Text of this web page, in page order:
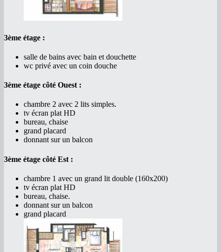
3ème étage :
salle de bains avec bain et douchette
wc privé avec un coin douche
3ème étage côté Ouest :
chambre 2 avec 2 lits simples.
tv écran plat HD
bureau, chaise
grand placard
donnant sur un balcon
3ème étage côté Est :
chambre 1 avec un grand lit double (160x200)
tv écran plat HD
bureau, chaise.
donnant sur un balcon
grand placard